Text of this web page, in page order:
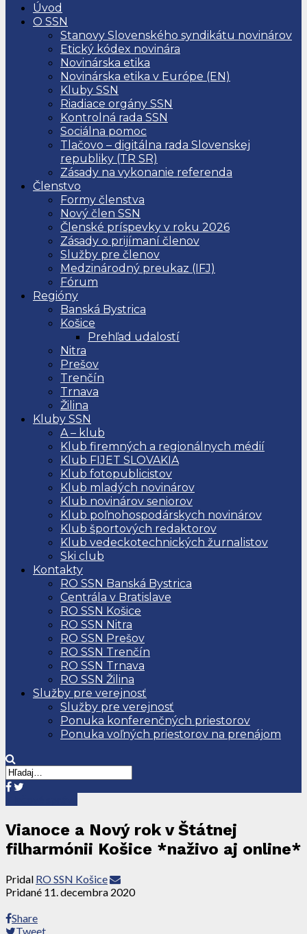
Úvod
O SSN
Stanovy Slovenského syndikátu novinárov
Etický kódex novinára
Novinárska etika
Novinárska etika v Európe (EN)
Kluby SSN
Riadiace orgány SSN
Kontrolná rada SSN
Sociálna pomoc
Tlačovo – digitálna rada Slovenskej
republiky (TR SR)
Zásady na vykonanie referenda
Členstvo
Formy členstva
Nový člen SSN
Členské príspevky v roku 2026
Zásady o prijímaní členov
Služby pre členov
Medzinárodný preukaz (IFJ)
Fórum
Regióny
Banská Bystrica
Košice
Prehľad udalostí
Nitra
Prešov
Trenčín
Trnava
Žilina
Kluby SSN
A – klub
Klub firemných a regionálnych médií
Klub FIJET SLOVAKIA
Klub fotopublicistov
Klub mladých novinárov
Klub novinárov seniorov
Klub poľnohospodárskych novinárov
Klub športových redaktorov
Klub vedeckotechnických žurnalistov
Ski club
Kontakty
RO SSN Banská Bystrica
Centrála v Bratislave
RO SSN Košice
RO SSN Nitra
RO SSN Prešov
RO SSN Trenčín
RO SSN Trnava
RO SSN Žilina
Služby pre verejnosť
Služby pre verejnosť
Ponuka konferenčných priestorov
Ponuka voľných priestorov na prenájom
Vianoce a Nový rok v Štátnej
filharmónii Košice *naživo aj online*
Pridal RO SSN Košice
Pridané 11. decembra 2020
Share
Tweet